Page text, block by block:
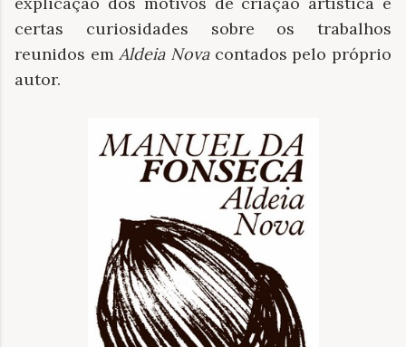
certas curiosidades sobre os trabalhos
reunidos em Aldeia Novacontados pelo próprio
autor.